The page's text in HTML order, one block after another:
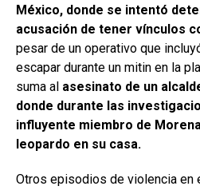
México, donde se intentó
acusación de tener vínculos
pesar de un operativo que
escapar durante un mitin en la
suma al asesinato de un
donde durante las
influyente miembro de
leopardo en su casa.
Otros episodios de violencia en